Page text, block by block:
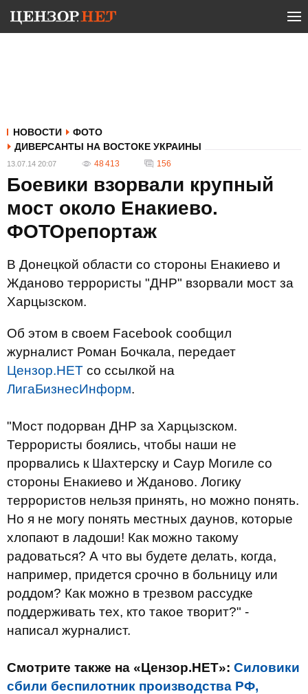
НОВОСТИ
ФОТО
ДИВЕРСАНТЫ НА ВОСТОКЕ УКРАИНЫ
13.07.14 20:07 48 413 156
Боевики взорвали крупный
мост около Енакиево.
ФОТОрепортаж
В Донецкой области со стороны Енакиево и
Жданово террористы "ДНР" взорвали мост за
Харцызском.
Об этом в своем Facebook сообщил
журналист Роман Бочкала, передает
Цензор.НЕТ со ссылкой на
ЛигаБизнесИнформ.
"Мост подорван ДНР за Харцызском.
Террористы боялись, чтобы наши не
прорвались к Шахтерску и Саур Могиле со
стороны Енакиево и Жданово. Логику
террористов нельзя принять, но можно понять.
Но я не могу понять местных даунов, которые
хлопают в ладоши! Как можно такому
радоваться? А что вы будете делать, когда,
например, придется срочно в больницу или
роддом? Как можно в трезвом рассудке
поддерживать тех, кто такое творит?" -
написал журналист.
Смотрите также на «Цензор.НЕТ»: Силовики
сбили беспилотник производства РФ,